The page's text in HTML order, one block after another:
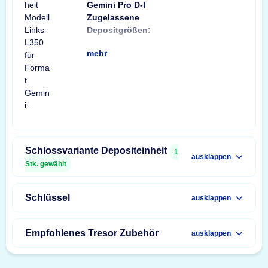
Gemini Pro D-I
Zugelassene
Depositgrößen:
mehr
Schlossvariante Depositeinheit
1
Stk. gewählt
ausklappen
Schlüssel ausklappen
Empfohlenes Tresor Zubehör ausklappen